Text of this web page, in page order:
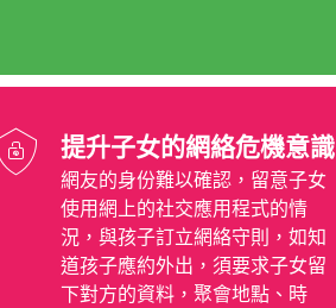
提升子女的網絡危機意識
網友的身份難以確認，留意子女
使用網上的社交應用程式的情
況，與孩子訂立網絡守則，如知
道孩子應約外出，須要求子女留
下對方的資料，聚會地點、時